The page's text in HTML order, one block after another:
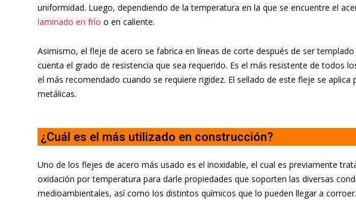
uniformidad. Luego, dependiendo de la temperatura en la que se encuentre el
laminado en frío o en caliente.
Asimismo, el fleje de acero se fabrica en líneas de corte después de ser
cuenta el grado de resistencia que sea requerido. Es el más resistente de todos
el más recomendado cuando se requiere rigidez. El sellado de este fleje se aplica
metálicas.
¿Cuál es el más utilizado en construcción?
Uno de los flejes de acero más usado es el inoxidable, el cual es previamente
oxidación por temperatura para darle propiedades que soporten las diversas
medioambientales, así como los distintos químicos que lo pueden llegar a corroer.